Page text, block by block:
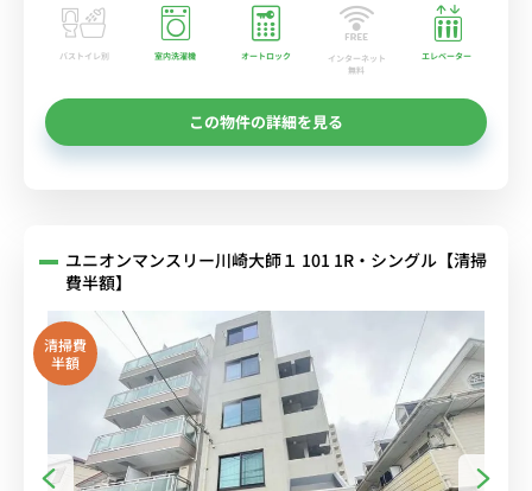
バストイレ別 室内洗濯機 オートロック
インターネット
無料
エレベーター
この物件の詳細を見る
ユニオンマンスリー川崎大師１ 101 1R・シングル【清掃
費半額】
清掃費
半額